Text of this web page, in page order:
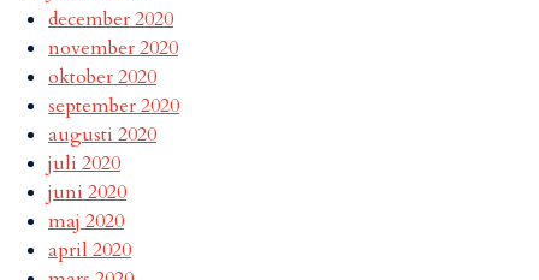
december 2020
november 2020
oktober 2020
september 2020
augusti 2020
juli 2020
juni 2020
maj 2020
april 2020